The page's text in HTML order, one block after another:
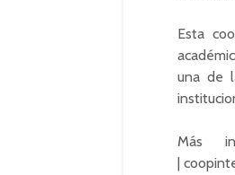
Esta
una de
Más
|